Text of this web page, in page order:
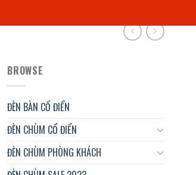
BROWSE
ĐÈN BÀN CỔ ĐIỂN
ĐÈN CHÙM CỔ ĐIỂN
ĐÈN CHÙM PHÒNG KHÁCH